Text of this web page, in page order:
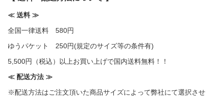
≪ 送料 ≫
全国一律送料 580円
ゆうパケット 250円(規定のサイズ等の条件有)
5,500円（税込）以上お買い上げで国内送料無料！！
≪ 配送方法 ≫
※配送方法はご注文頂いた商品サイズによって弊社にて選択させ